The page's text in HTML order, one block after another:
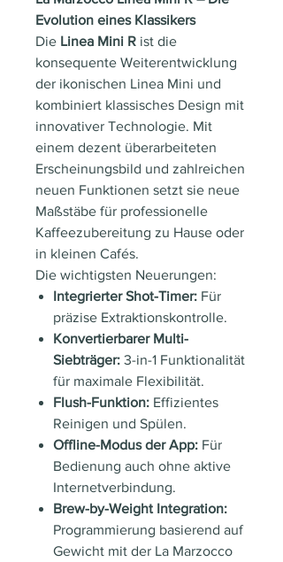
Evolution eines Klassikers
Die Linea Mini R ist die
konsequente Weiterentwicklung
der ikonischen Linea Mini und
kombiniert klassisches Design mit
innovativer Technologie. Mit
einem dezent überarbeiteten
Erscheinungsbild und zahlreichen
neuen Funktionen setzt sie neue
Maßstäbe für professionelle
Kaffeezubereitung zu Hause oder
in kleinen Cafés.
Die wichtigsten Neuerungen:
Integrierter Shot-Timer: Für
präzise Extraktionskontrolle.
Konvertierbarer Multi-
Siebträger: 3-in-1 Funktionalität
für maximale Flexibilität.
Flush-Funktion: Effizientes
Reinigen und Spülen.
Offline-Modus der App: Für
Bedienung auch ohne aktive
Internetverbindung.
Brew-by-Weight Integration:
Programmierung basierend auf
Gewicht mit der La Marzocco